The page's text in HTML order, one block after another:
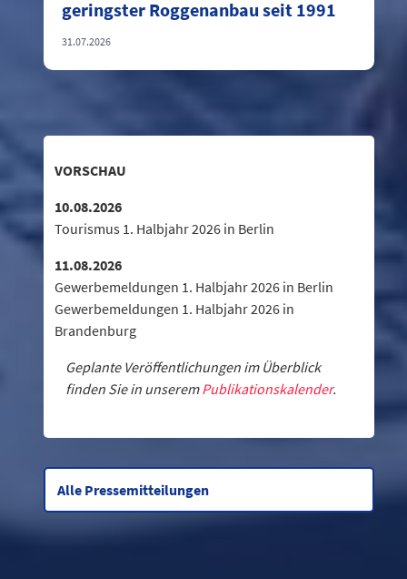
geringster Roggenanbau seit 1991
31.07.2026
VORSCHAU
10.08.2026
Tourismus 1. Halbjahr 2026 in Berlin
11.08.2026
Gewerbemeldungen 1. Halbjahr 2026 in Berlin
Gewerbemeldungen 1. Halbjahr 2026 in
Brandenburg
Geplante Veröffentlichungen im Überblick
finden Sie in unseremPublikationskalender.
Alle Pressemitteilungen